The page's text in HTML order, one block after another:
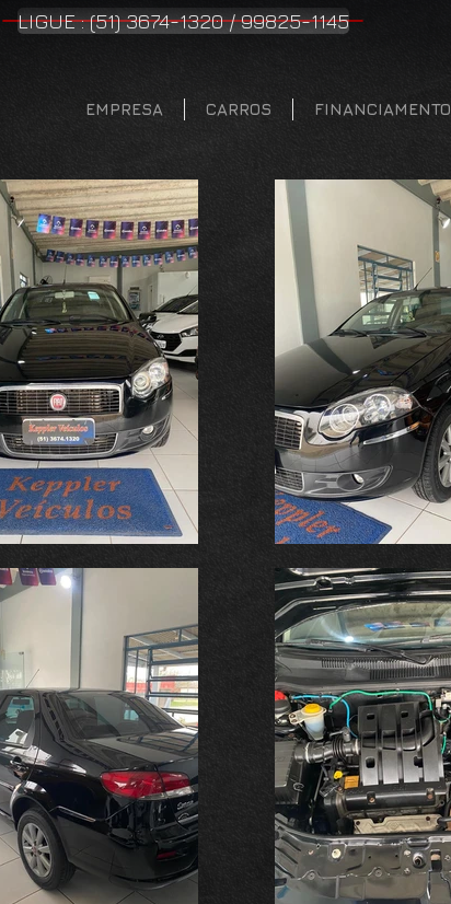
LIGUE : (51) 3674-1320 / 99825-1145
EMPRESA CARROS FINANCIAMENTO